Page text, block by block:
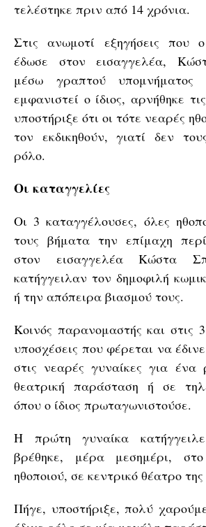
τελέστηκε πριν από 14 χρόνια.
Στις ανωμοτί εξηγήσεις που
έδωσε στον εισαγγελέα,
μέσω γραπτού
εμφανιστεί ο ίδιος, αρνήθηκε
υποστήριξε ότι οι τότε νεαρές
τον εκδικηθούν, γιατί δεν
ρόλο.
Οι καταγγελίες
Οι 3 καταγγέλουσες, όλες
τους βήματα την επίμαχη
στον εισαγγελέα Κώστα
κατήγγειλαν τον δημοφιλή
ή την απόπειρα βιασμού τους.
Κοινός παρανομαστής και στις
υποσχέσεις που φέρεται να
στις νεαρές γυναίκες για ένα
θεατρική παράσταση ή σε
όπου ο ίδιος πρωταγωνιστούσε.
Η πρώτη γυναίκα
βρέθηκε, μέρα μεσημέρι,
ηθοποιού, σε κεντρικό θέατρο
Πήγε, υποστήριξε, πολύ